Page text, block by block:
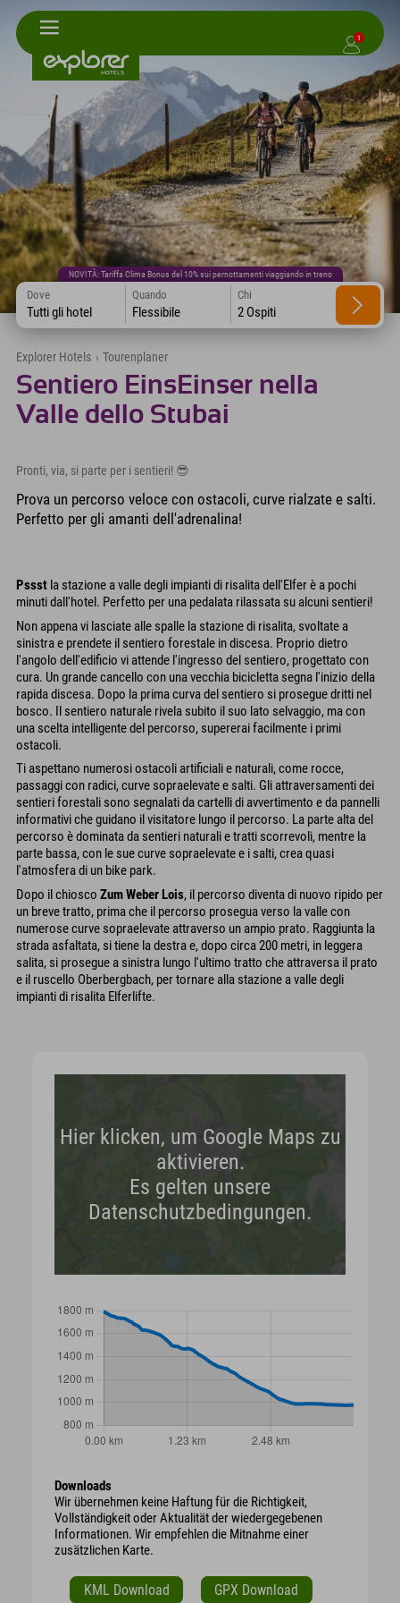
1
NOVITÀ: Tariffa Clima Bonus del 10% sui pernottamenti viaggiando in treno
Dove
Tutti gli hotel
Quando
Flessibile
Chi
2 Ospiti
Explorer Hotels › Tourenplaner
Sentiero EinsEinser nella
Valle dello Stubai
Pronti, via, si parte per i sentieri! 😎
Prova un percorso veloce con ostacoli, curve rialzate e salti.
Perfetto per gli amanti dell'adrenalina!
Pssst la stazione a valle degli impianti di risalita dell'Elfer è a pochi
minuti dall'hotel. Perfetto per una pedalata rilassata su alcuni sentieri!
Non appena vi lasciate alle spalle la stazione di risalita, svoltate a
sinistra e prendete il sentiero forestale in discesa. Proprio dietro
l'angolo dell'edificio vi attende l'ingresso del sentiero, progettato con
cura. Un grande cancello con una vecchia bicicletta segna l'inizio della
rapida discesa. Dopo la prima curva del sentiero si prosegue dritti nel
bosco. Il sentiero naturale rivela subito il suo lato selvaggio, ma con
una scelta intelligente del percorso, supererai facilmente i primi
ostacoli.
Ti aspettano numerosi ostacoli artificiali e naturali, come rocce,
passaggi con radici, curve sopraelevate e salti. Gli attraversamenti dei
sentieri forestali sono segnalati da cartelli di avvertimento e da pannelli
informativi che guidano il visitatore lungo il percorso. La parte alta del
percorso è dominata da sentieri naturali e tratti scorrevoli, mentre la
parte bassa, con le sue curve sopraelevate e i salti, crea quasi
l'atmosfera di un bike park.
Dopo il chiosco Zum Weber Lois, il percorso diventa di nuovo ripido per
un breve tratto, prima che il percorso prosegua verso la valle con
numerose curve sopraelevate attraverso un ampio prato. Raggiunta la
strada asfaltata, si tiene la destra e, dopo circa 200 metri, in leggera
salita, si prosegue a sinistra lungo l'ultimo tratto che attraversa il prato
e il ruscello Oberbergbach, per tornare alla stazione a valle degli
impianti di risalita Elferlifte.
Hier klicken, um Google Maps zu
aktivieren.
Es gelten unsere
Datenschutzbedingungen.
Downloads
Wir übernehmen keine Haftung für die Richtigkeit,
Vollständigkeit oder Aktualität der wiedergegebenen
Informationen. Wir empfehlen die Mitnahme einer
zusätzlichen Karte.
KML Download GPX Download